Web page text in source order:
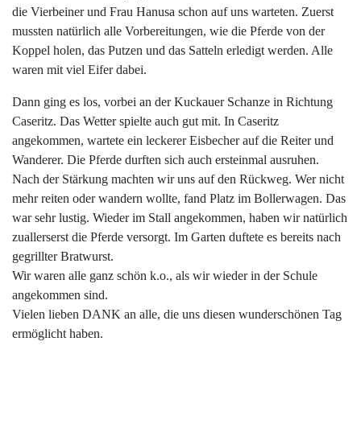
die Vierbeiner und Frau Hanusa schon auf uns warteten. Zuerst
mussten natürlich alle Vorbereitungen, wie die Pferde von der
Koppel holen, das Putzen und das Satteln erledigt werden. Alle
waren mit viel Eifer dabei.
Dann ging es los, vorbei an der Kuckauer Schanze in Richtung
Caseritz. Das Wetter spielte auch gut mit. In Caseritz
angekommen, wartete ein leckerer Eisbecher auf die Reiter und
Wanderer. Die Pferde durften sich auch ersteinmal ausruhen.
Nach der Stärkung machten wir uns auf den Rückweg. Wer nicht
mehr reiten oder wandern wollte, fand Platz im Bollerwagen. Das
war sehr lustig. Wieder im Stall angekommen, haben wir natürlich
zuallerserst die Pferde versorgt. Im Garten duftete es bereits nach
gegrillter Bratwurst.
Wir waren alle ganz schön k.o., als wir wieder in der Schule
angekommen sind.
Vielen lieben DANK an alle, die uns diesen wunderschönen Tag
ermöglicht haben.